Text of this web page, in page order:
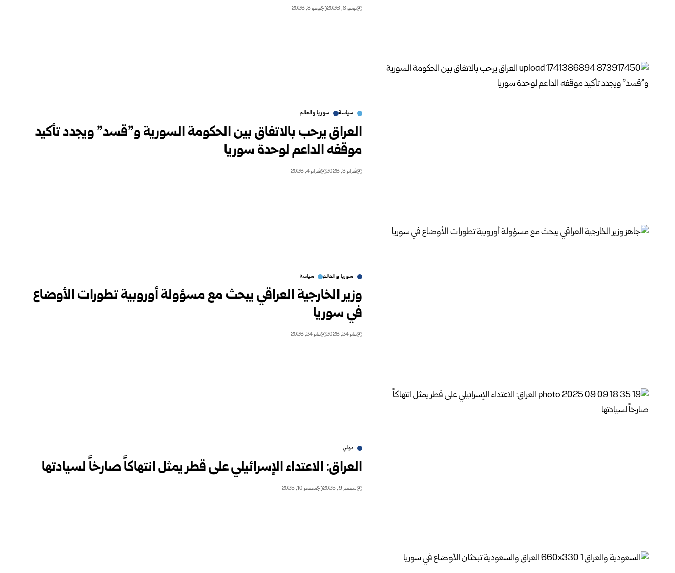
يونيو 8, 2026 يونيو 8, 2026
سياسة سوريا والعالم
العراق يرحب بالاتفاق بين الحكومة السورية و”قسد” ويجدد تأكيد
موقفه الداعم لوحدة سوريا
فبراير 3, 2026 فبراير 4, 2026
سوريا والعالم سياسة
وزير الخارجية العراقي يبحث مع مسؤولة أوروبية تطورات الأوضاع
في سوريا
يناير 24, 2026 يناير 24, 2026
دولي
العراق: الاعتداء الإسرائيلي على قطر يمثل انتهاكاً صارخاً لسيادتها
سبتمبر 9, 2025 سبتمبر 10, 2025